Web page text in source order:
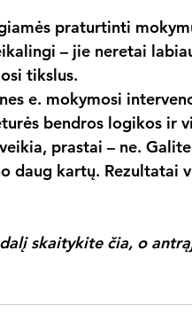
praturtinti
– jie neretai
tikslus.
e. mokymosi
bendros logikos ir
prastai – ne.
daug kartų. Rezultatai
skaitykite čia, o